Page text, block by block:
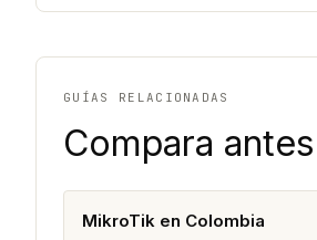
GUÍAS RELACIONADAS
Compara
MikroTik en Colombia